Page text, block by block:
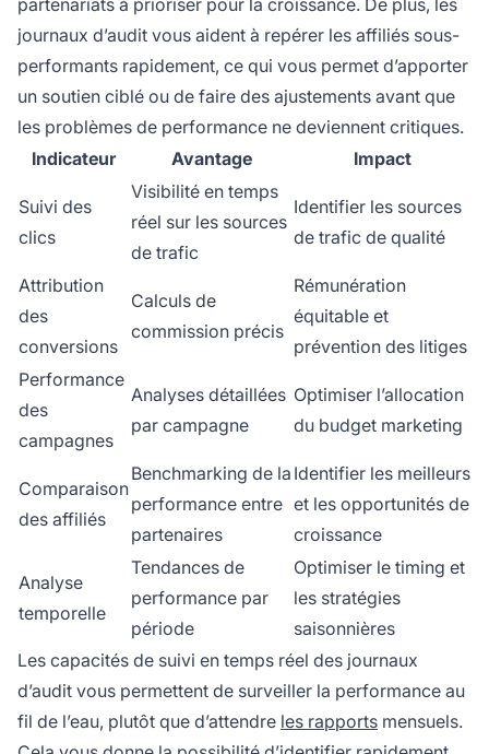
journaux d’audit vous aident à repérer les affiliés sous-
performants rapidement, ce qui vous permet d’apporter
un soutien ciblé ou de faire des ajustements avant que
les problèmes de performance ne deviennent critiques.
Indicateur
Avantage Impact
Suivi des
clics
Visibilité en temps
réel sur les sources
de trafic
Identifier les sources
de trafic de qualité
Attribution
des
conversions
Calculs de
commission précis
Rémunération
équitable et
prévention des litiges
Performance
des
campagnes
Analyses détaillées
par campagne
Optimiser l’allocation
du budget marketing
Comparaison
des affiliés
Benchmarking de la
performance entre
partenaires
Identifier les meilleurs
et les opportunités de
croissance
Analyse
temporelle
Tendances de
performance par
période
Optimiser le timing et
les stratégies
saisonnières
Les capacités de suivi en temps réel des journaux
d’audit vous permettent de surveiller la performance au
fil de l’eau, plutôt que d’attendre les rapports mensuels.